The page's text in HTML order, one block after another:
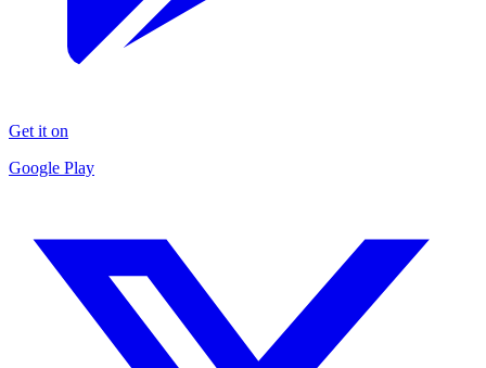
Get it on
Google Play